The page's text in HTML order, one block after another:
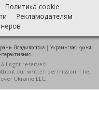
Политика cookie
Рекламодателям
Владивостока | Украинская кухня |
right reserved.
our written permission. The
Ukraine LLC.